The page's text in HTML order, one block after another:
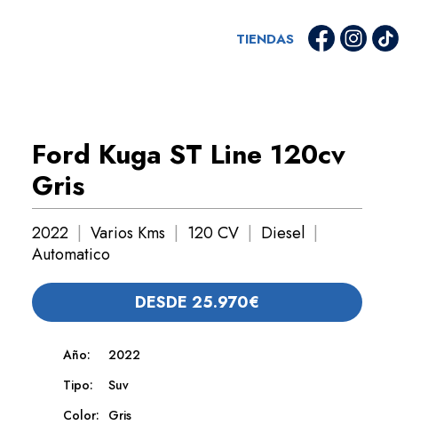
TIENDAS
Ford Kuga ST Line 120cv
Gris
2022 | Varios Kms | 120 CV | Diesel |
Automatico
DESDE 25.970€
Año:
2022
Tipo:
Suv
Color: Gris